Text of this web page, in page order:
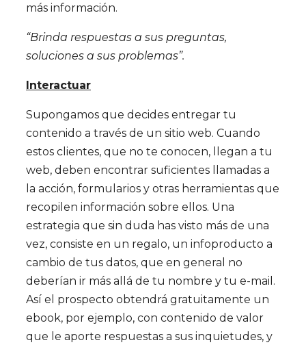
más información.
“Brinda respuestas a sus preguntas,
soluciones a sus problemas”.
Interactuar
Supongamos que decides entregar tu
contenido a través de un sitio web. Cuando
estos clientes, que no te conocen, llegan a tu
web, deben encontrar suficientes llamadas a
la acción, formularios y otras herramientas que
recopilen información sobre ellos. Una
estrategia que sin duda has visto más de una
vez, consiste en un regalo, un infoproducto a
cambio de tus datos, que en general no
deberían ir más allá de tu nombre y tu e-mail.
Así el prospecto obtendrá gratuitamente un
ebook, por ejemplo, con contenido de valor
que le aporte respuestas a sus inquietudes, y